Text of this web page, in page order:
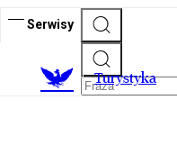
Serwisy
Turystyka